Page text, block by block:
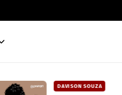
DAVISON SOUZA